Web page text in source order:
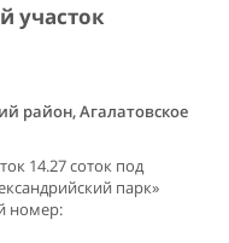
участок
район, Агалатовское
14.27 соток под
парк»
номер: